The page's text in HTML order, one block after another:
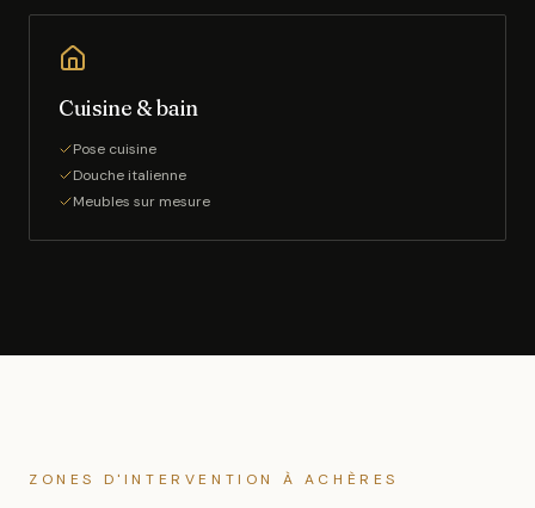
Cuisine & bain
Pose cuisine
Douche italienne
Meubles sur mesure
ZONES D'INTERVENTION À ACHÈRES